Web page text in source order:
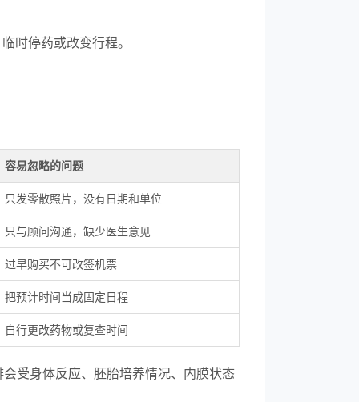
时停药或改变行程。
容易忽略的问题
只发零散照片，没有日期和单位
只与顾问沟通，缺少医生意见
过早购买不可改签机票
把预计时间当成固定日程
自行更改药物或复查时间
受身体反应、胚胎培养情况、内膜状态